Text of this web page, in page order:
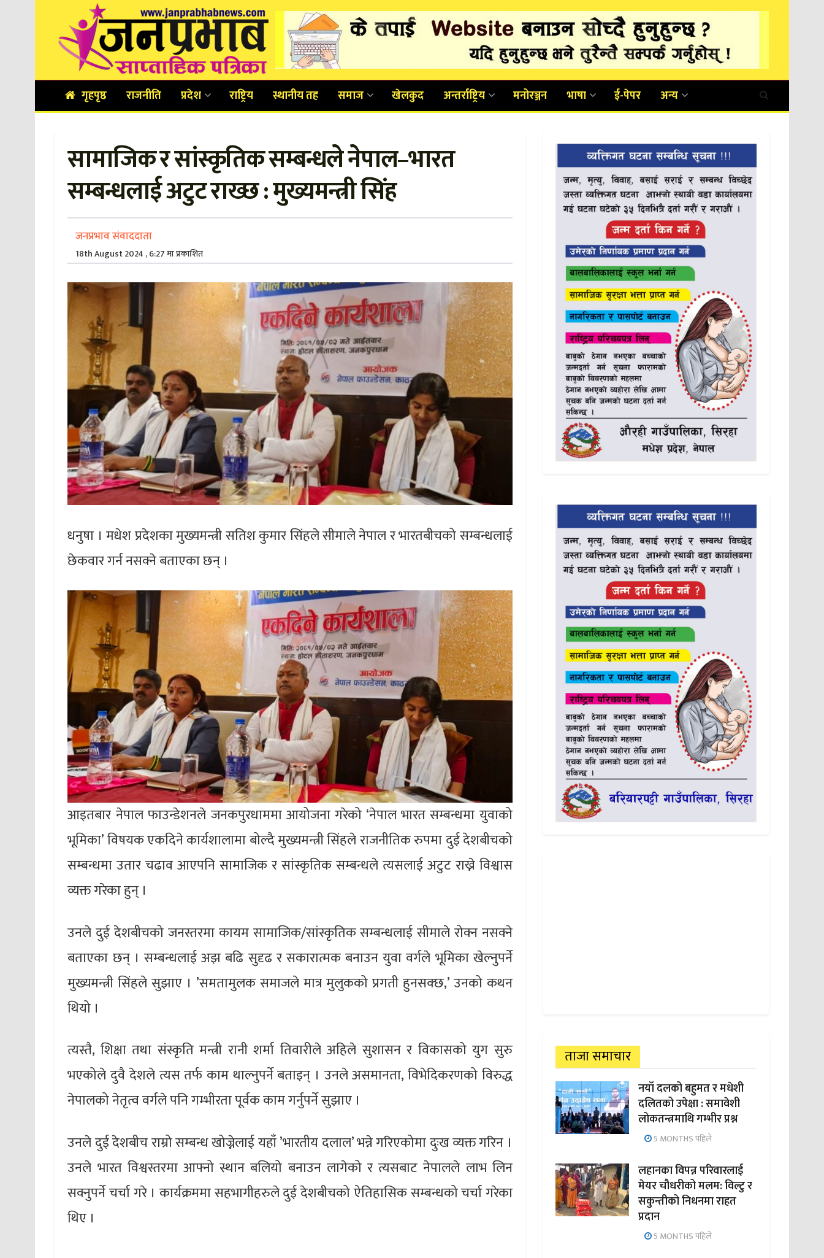
गृहपृष्ठ राजनीति प्रदेश राष्ट्रिय स्थानीय तह समाज खेलकुद अन्तर्राष्ट्रिय मनोरञ्जन भाषा ई-पेपर अन्य
सामाजिक र सांस्कृतिक सम्बन्धले नेपाल–भारत
सम्बन्धलाई अटुट राख्छ : मुख्यमन्त्री सिंह
जनप्रभाव संवाददाता
18th August 2024 , 6:27 मा प्रकाशित
धनुषा । मधेश प्रदेशका मुख्यमन्त्री सतिश कुमार सिंहले सीमाले नेपाल र भारतबीचको सम्बन्धलाई
छेकवार गर्न नसक्ने बताएका छन् ।
आइतबार नेपाल फाउन्डेशनले जनकपुरधाममा आयोजना गरेको ‘नेपाल भारत सम्बन्धमा युवाको
भूमिका’ विषयक एकदिने कार्यशालामा बोल्दै मुख्यमन्त्री सिंहले राजनीतिक रुपमा दुई देशबीचको
सम्बन्धमा उतार चढाव आएपनि सामाजिक र सांस्कृतिक सम्बन्धले त्यसलाई अटुट राख्ने विश्वास
व्यक्त गरेका हुन् ।
उनले दुई देशबीचको जनस्तरमा कायम सामाजिक/सांस्कृतिक सम्बन्धलाई सीमाले रोक्न नसक्ने
बताएका छन् । सम्बन्धलाई अझ बढि सुदृढ र सकारात्मक बनाउन युवा वर्गले भूमिका खेल्नुपर्ने
मुख्यमन्त्री सिंहले सुझाए । ’समतामुलक समाजले मात्र मुलुकको प्रगती हुनसक्छ,’ उनको कथन
थियो ।
त्यस्तै, शिक्षा तथा संस्कृति मन्त्री रानी शर्मा तिवारीले अहिले सुशासन र विकासको युग सुरु
भएकोले दुवै देशले त्यस तर्फ काम थाल्नुपर्ने बताइन् । उनले असमानता, विभेदिकरणको विरुद्ध
नेपालको नेतृत्व वर्गले पनि गम्भीरता पूर्वक काम गर्नुपर्ने सुझाए ।
उनले दुई देशबीच राम्रो सम्बन्ध खोज्नेलाई यहाँ ’भारतीय दलाल’ भन्ने गरिएकोमा दुःख व्यक्त गरिन ।
उनले भारत विश्वस्तरमा आफ्नो स्थान बलियो बनाउन लागेको र त्यसबाट नेपालले लाभ लिन
सक्नुपर्ने चर्चा गरे । कार्यक्रममा सहभागीहरुले दुई देशबीचको ऐतिहासिक सम्बन्धको चर्चा गरेका
थिए ।
ताजा समाचार
नयाँ दलको बहुमत र मधेशी
दलितको उपेक्षा : समावेशी
लोकतन्त्रमाथि गम्भीर प्रश्न
5 MONTHS पहिले
लहानका विपन्न परिवारलाई
मेयर चौधरीको मलम: विल्टु र
सकुन्तीको निधनमा राहत
प्रदान
5 MONTHS पहिले